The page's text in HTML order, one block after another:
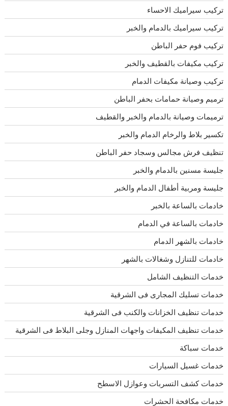
تركيب سيراميك الاحساء
تركيب سيراميك بالدمام والخبر
تركيب فوم حفر الباطن
تركيب مكيفات بالقطيف والخبر
تركيب وصيانة مكيفات الدمام
ترميم وصيانة حمامات بحفر الباطن
ترميمات وصيانة بالدمام والخبر والقطيف
تكسير بلاط والرخام الدمام والخبر
تنظيف فرش مجالس وسجاد حفر الباطن
جليسة مسنين بالدمام والخبر
جليسة ومربية أطفال الدمام والخبر
خادمات بالساعة بالخبر
خادمات بالساعة في الدمام
خادمات بالشهر الدمام
خادمات للتنازل وشغالات بالشهر
خدمات التنظيف الشامل
خدمات تسليك المجارى فى الشرقية
خدمات تنظيف الخزانات والكنب فى الشرقية
خدمات تنظيف المكيفات واجهات المنازل وجلى البلاط فى الشرقية
خدمات سباكة
خدمات غسيل السيارات
خدمات كشف التسربات وعوازل الاسطح
خدمات مكافحة الحشرات